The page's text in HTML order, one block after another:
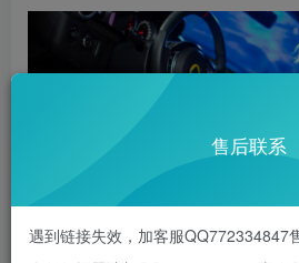
售后联系
遇到链接失效，加客服QQ772334847